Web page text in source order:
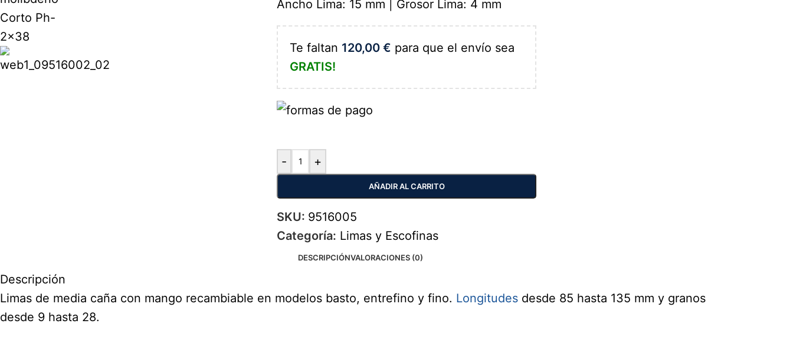
Ancho Lima: 15 mm | Grosor Lima: 4 mm
Te faltan 120,00€ para que el envío sea
GRATIS!
- +
AÑADIR AL CARRITO
SKU: 9516005
Categoría: Limas y Escofinas
DESCRIPCIÓNVALORACIONES (0)
Descripción
Limas de media caña con mango recambiable en modelos basto, entrefino y fino. Longitudes desde 85 hasta 135 mm y granos
desde 9 hasta 28.